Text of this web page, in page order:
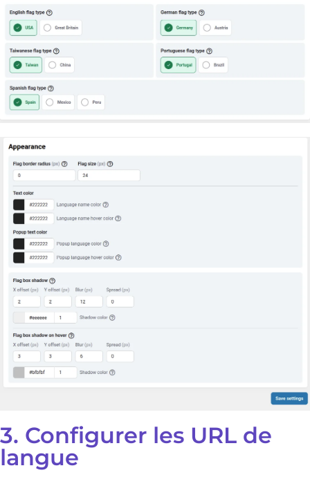
3. Configurer les URL de
langue